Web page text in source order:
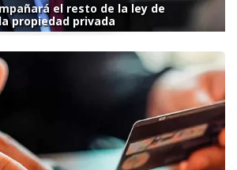
el resto de la ley de
propiedad privada